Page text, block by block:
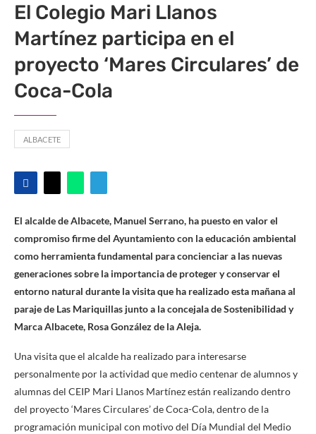
El Colegio Mari Llanos
Martínez participa en el
proyecto ‘Mares Circulares’ de
Coca-Cola
ALBACETE
El alcalde de Albacete, Manuel Serrano, ha puesto en valor el
compromiso firme del Ayuntamiento con la educación ambiental
como herramienta fundamental para concienciar a las nuevas
generaciones sobre la importancia de proteger y conservar el
entorno natural durante la visita que ha realizado esta mañana al
paraje de Las Mariquillas junto a la concejala de Sostenibilidad y
Marca Albacete, Rosa González de la Aleja.
Una visita que el alcalde ha realizado para interesarse
personalmente por la actividad que medio centenar de alumnos y
alumnas del CEIP Mari Llanos Martínez están realizando dentro
del proyecto ‘Mares Circulares’ de Coca-Cola, dentro de la
programación municipal con motivo del Día Mundial del Medio